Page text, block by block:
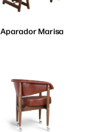
Aparador Marisa